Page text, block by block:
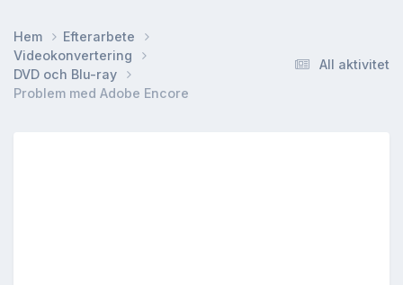
All aktivitet
Hem
Efterarbete
Videokonvertering
DVD och Blu-ray
Problem med Adobe Encore